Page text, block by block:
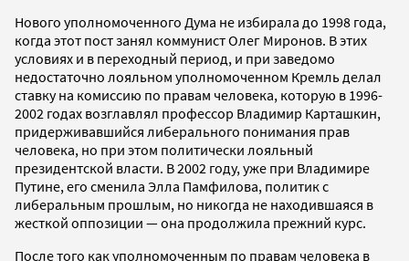
Нового уполномоченного Дума не избирала до 1998 года,
когда этот пост занял коммунист Олег Миронов. В этих
условиях и в переходный период, и при заведомо
недостаточно лояльном уполномоченном Кремль делал
ставку на комиссию по правам человека, которую в 1996-
2002 годах возглавлял профессор Владимир Карташкин,
придерживавшийся либерального понимания прав
человека, но при этом политически лояльный
президентской власти. В 2002 году, уже при Владимире
Путине, его сменила Элла Памфилова, политик с
либеральным прошлым, но никогда не находившаяся в
жесткой оппозиции — она продолжила прежний курс.
После того как уполномоченным по правам человека в